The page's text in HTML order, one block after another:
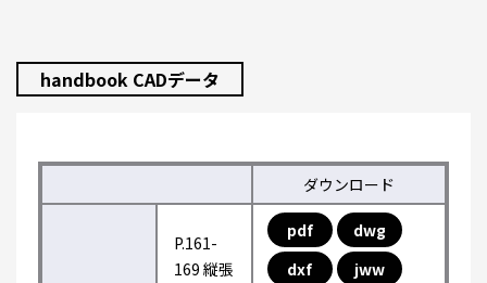
handbook CADデータ
ダウンロード
P.161-
169 縦張
pdf
dwg
dxf
jww